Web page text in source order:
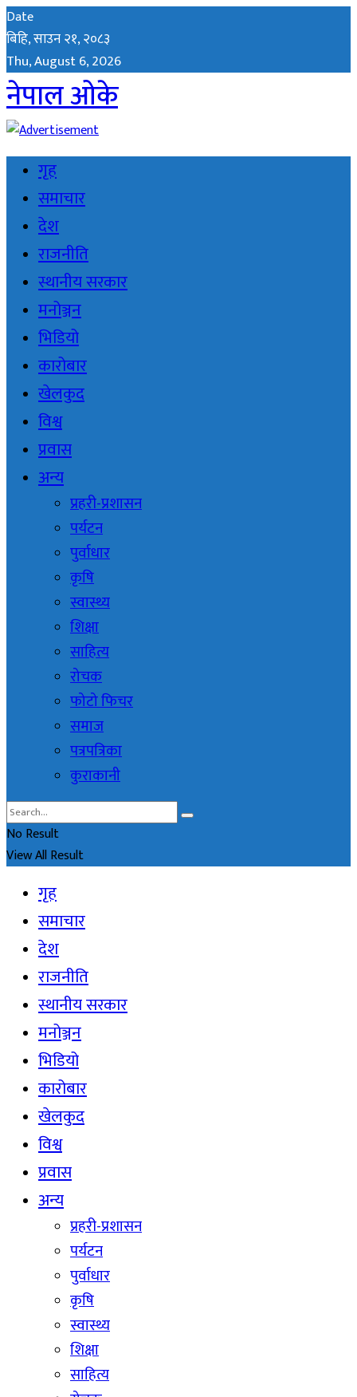
Date
बिहि, साउन २१, २०८३
Thu, August 6, 2026
नेपाल ओके
गृह
समाचार
देश
राजनीति
स्थानीय सरकार
मनोञ्जन
भिडियो
कारोबार
खेलकुद
विश्व
प्रवास
अन्य
प्रहरी-प्रशासन
पर्यटन
पुर्वाधार
कृषि
स्वास्थ्य
शिक्षा
साहित्य
रोचक
फोटो फिचर
समाज
पत्रपत्रिका
कुराकानी
No Result
View All Result
गृह
समाचार
देश
राजनीति
स्थानीय सरकार
मनोञ्जन
भिडियो
कारोबार
खेलकुद
विश्व
प्रवास
अन्य
प्रहरी-प्रशासन
पर्यटन
पुर्वाधार
कृषि
स्वास्थ्य
शिक्षा
साहित्य